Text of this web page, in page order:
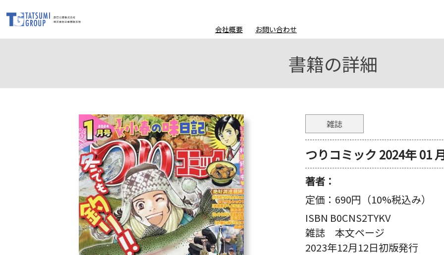
会社概要 お問い合わせ
書籍の詳細
雑誌
つりコミック 2024年 01
著者：
定価： 690円（10%税込み）
ISBN B0CNS2TYKV
雑誌 本文ページ
2023年12月12日初版発行